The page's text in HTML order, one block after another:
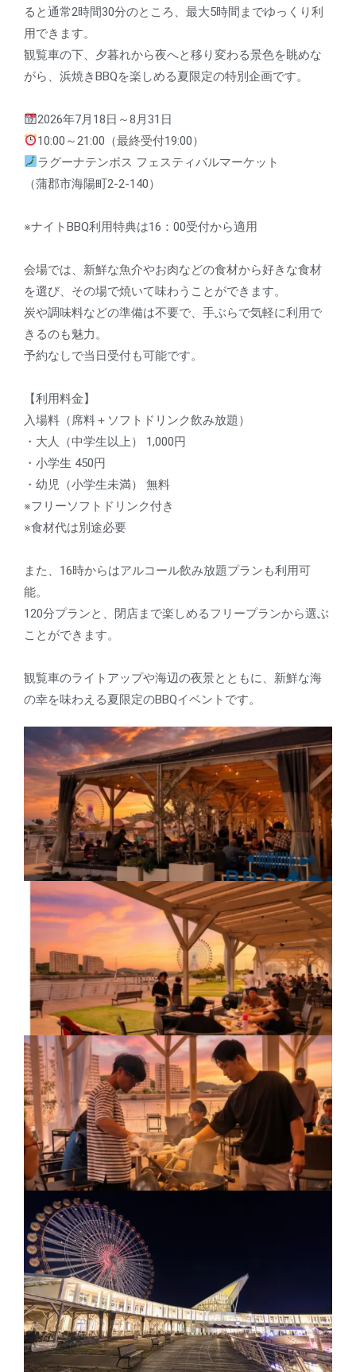
ると通常2時間30分のところ、最大5時間までゆっくり利
用できます。
観覧車の下、夕暮れから夜へと移り変わる景色を眺めな
がら、浜焼きBBQを楽しめる夏限定の特別企画です。
2026年7月18日～8月31日
10:00～21:00（最終受付19:00）
ラグーナテンボス フェスティバルマーケット
（蒲郡市海陽町2-2-140）
※ナイトBBQ利用特典は16：00受付から適用
会場では、新鮮な魚介やお肉などの食材から好きな食材
を選び、その場で焼いて味わうことができます。
炭や調味料などの準備は不要で、手ぶらで気軽に利用で
きるのも魅力。
予約なしで当日受付も可能です。
【利用料金】
入場料（席料＋ソフトドリンク飲み放題）
・大人（中学生以上） 1,000円
・小学生 450円
・幼児（小学生未満） 無料
※フリーソフトドリンク付き
※食材代は別途必要
また、16時からはアルコール飲み放題プランも利用可
能。
120分プランと、閉店まで楽しめるフリープランから選ぶ
ことができます。
観覧車のライトアップや海辺の夜景とともに、新鮮な海
の幸を味わえる夏限定のBBQイベントです。